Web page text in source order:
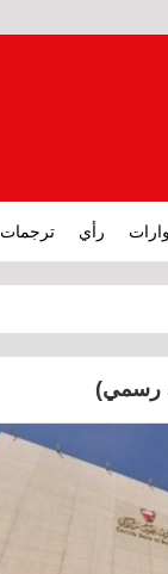
رأي ترجمات
رسمي)